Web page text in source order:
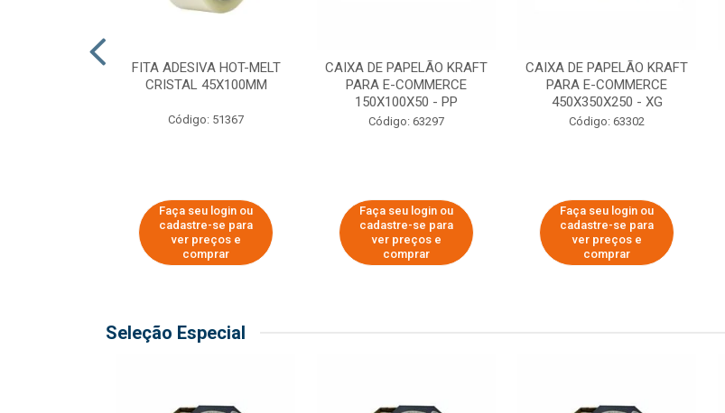
FITA ADESIVA HOT-MELT
CRISTAL 45X100MM
Código: 51367
Faça seu login ou
cadastre-se para
ver preços e
comprar
CAIXA DE PAPELÃO KRAFT
PARA E-COMMERCE
150X100X50 - PP
Código: 63297
Faça seu login ou
cadastre-se para
ver preços e
comprar
CAIXA DE PAPELÃO KRAFT
PARA E-COMMERCE
450X350X250 - XG
Código: 63302
Faça seu login ou
cadastre-se para
ver preços e
comprar
Seleção Especial